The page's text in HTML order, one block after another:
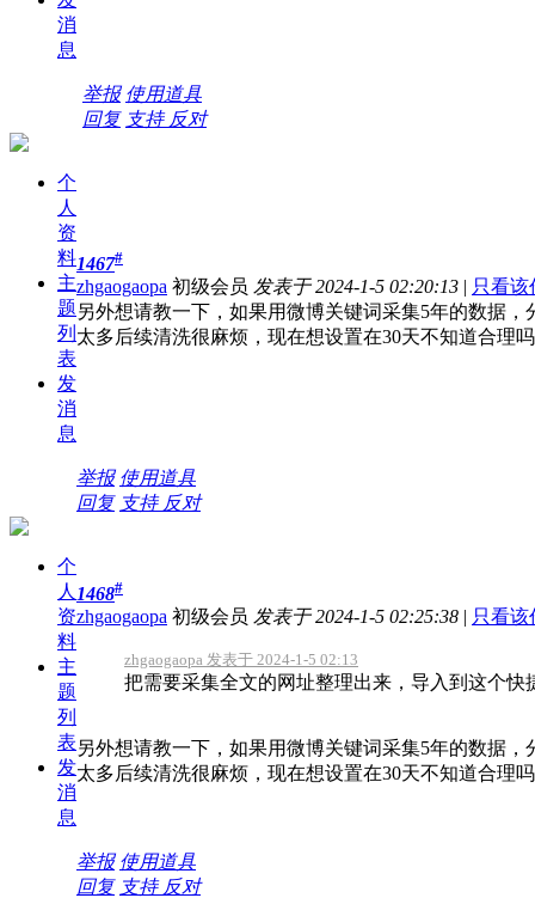
消
息
举报 使用道具
回复 支持 反对
个
人
资
料
主
题
列
表
发
消
息
1467#
zhgaogaopa 初级会员 发表于 2024-1-5 02:20:13 | 只看该
另外想请教一下，如果用微博关键词采集5年的数据
太多后续清洗很麻烦，现在想设置在30天不知道合理
举报 使用道具
回复 支持 反对
个
人
资
料
主
题
列
表
发
消
息
1468#
zhgaogaopa 初级会员 发表于 2024-1-5 02:25:38 | 只看该
zhgaogaopa 发表于 2024-1-5 02:13
把需要采集全文的网址整理出来，导入到这个快
另外想请教一下，如果用微博关键词采集5年的数据
太多后续清洗很麻烦，现在想设置在30天不知道合理
举报 使用道具
回复 支持 反对